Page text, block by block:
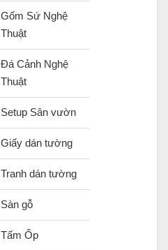
Gốm Sứ Nghệ
Thuật
Đá Cảnh Nghệ
Thuật
Setup Sân vườn
Giấy dán tường
Tranh dán tường
Sàn gỗ
Tấm Ốp